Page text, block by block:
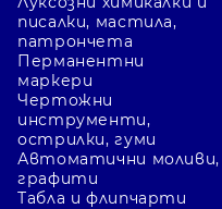
писалки, мастила,
патрончета
Перманентни
маркери
Чертожни
инструменти,
острилки, гуми
Автоматични моливи,
графити
Табла и флипчарти